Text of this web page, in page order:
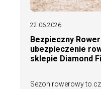
22.06.2026
Bezpieczny
ubezpieczenie
sklepie Diamond
Sezon rowerowy to